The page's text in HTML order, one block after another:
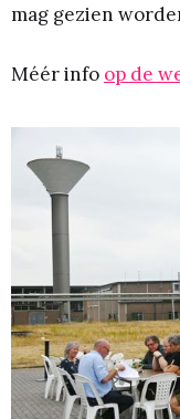
mag gezien
Méér info op de